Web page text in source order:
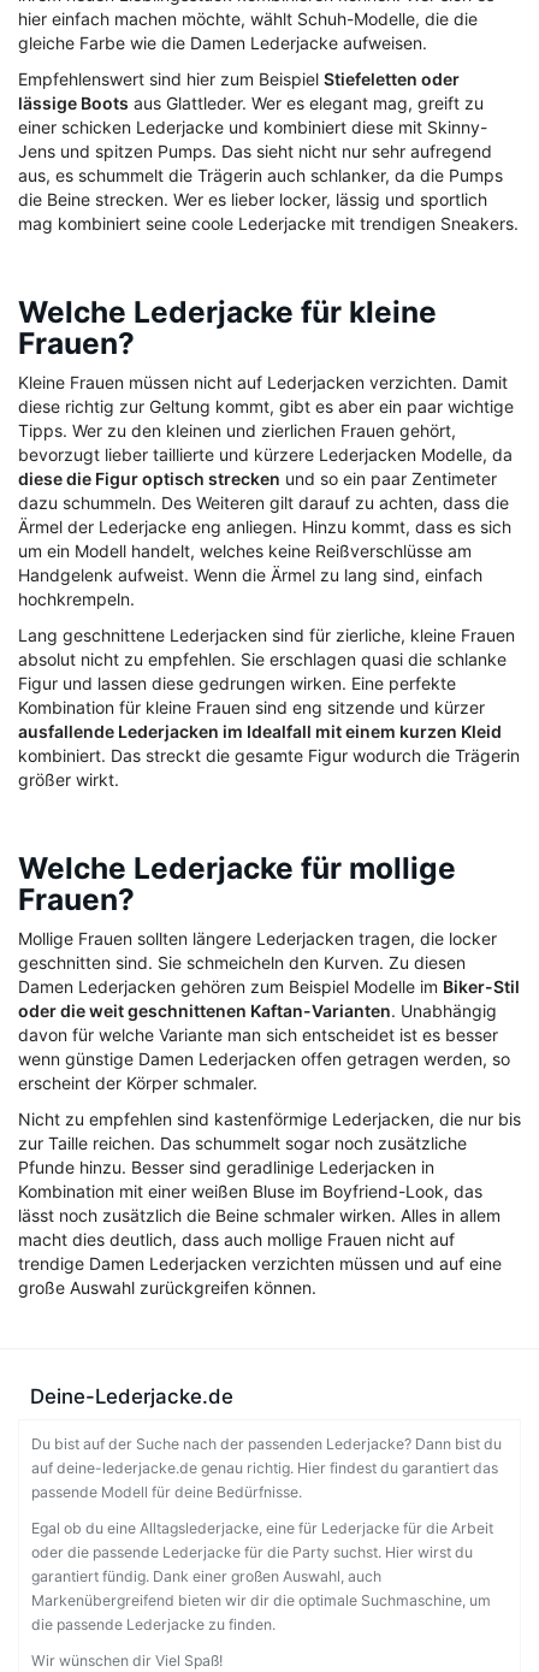
hier einfach machen möchte, wählt Schuh-Modelle, die die
gleiche Farbe wie die Damen Lederjacke aufweisen.
Empfehlenswert sind hier zum Beispiel Stiefeletten oder
lässige Boots aus Glattleder. Wer es elegant mag, greift zu
einer schicken Lederjacke und kombiniert diese mit Skinny-
Jens und spitzen Pumps. Das sieht nicht nur sehr aufregend
aus, es schummelt die Trägerin auch schlanker, da die Pumps
die Beine strecken. Wer es lieber locker, lässig und sportlich
mag kombiniert seine coole Lederjacke mit trendigen Sneakers.
Welche Lederjacke für kleine
Frauen?
Kleine Frauen müssen nicht auf Lederjacken verzichten. Damit
diese richtig zur Geltung kommt, gibt es aber ein paar wichtige
Tipps. Wer zu den kleinen und zierlichen Frauen gehört,
bevorzugt lieber taillierte und kürzere Lederjacken Modelle, da
diese die Figur optisch strecken und so ein paar Zentimeter
dazu schummeln. Des Weiteren gilt darauf zu achten, dass die
Ärmel der Lederjacke eng anliegen. Hinzu kommt, dass es sich
um ein Modell handelt, welches keine Reißverschlüsse am
Handgelenk aufweist. Wenn die Ärmel zu lang sind, einfach
hochkrempeln.
Lang geschnittene Lederjacken sind für zierliche, kleine Frauen
absolut nicht zu empfehlen. Sie erschlagen quasi die schlanke
Figur und lassen diese gedrungen wirken. Eine perfekte
Kombination für kleine Frauen sind eng sitzende und kürzer
ausfallende Lederjacken im Idealfall mit einem kurzen Kleid
kombiniert. Das streckt die gesamte Figur wodurch die Trägerin
größer wirkt.
Welche Lederjacke für mollige
Frauen?
Mollige Frauen sollten längere Lederjacken tragen, die locker
geschnitten sind. Sie schmeicheln den Kurven. Zu diesen
Damen Lederjacken gehören zum Beispiel Modelle im Biker-Stil
oder die weit geschnittenen Kaftan-Varianten. Unabhängig
davon für welche Variante man sich entscheidet ist es besser
wenn günstige Damen Lederjacken offen getragen werden, so
erscheint der Körper schmaler.
Nicht zu empfehlen sind kastenförmige Lederjacken, die nur bis
zur Taille reichen. Das schummelt sogar noch zusätzliche
Pfunde hinzu. Besser sind geradlinige Lederjacken in
Kombination mit einer weißen Bluse im Boyfriend-Look, das
lässt noch zusätzlich die Beine schmaler wirken. Alles in allem
macht dies deutlich, dass auch mollige Frauen nicht auf
trendige Damen Lederjacken verzichten müssen und auf eine
große Auswahl zurückgreifen können.
Deine-Lederjacke.de
Du bist auf der Suche nach der passenden Lederjacke? Dann bist du
auf deine-lederjacke.de genau richtig. Hier findest du garantiert das
passende Modell für deine Bedürfnisse.
Egal ob du eine Alltagslederjacke, eine für Lederjacke für die Arbeit
oder die passende Lederjacke für die Party suchst. Hier wirst du
garantiert fündig. Dank einer großen Auswahl, auch
Markenübergreifend bieten wir dir die optimale Suchmaschine, um
die passende Lederjacke zu finden.
Wir wünschen dir Viel Spaß!